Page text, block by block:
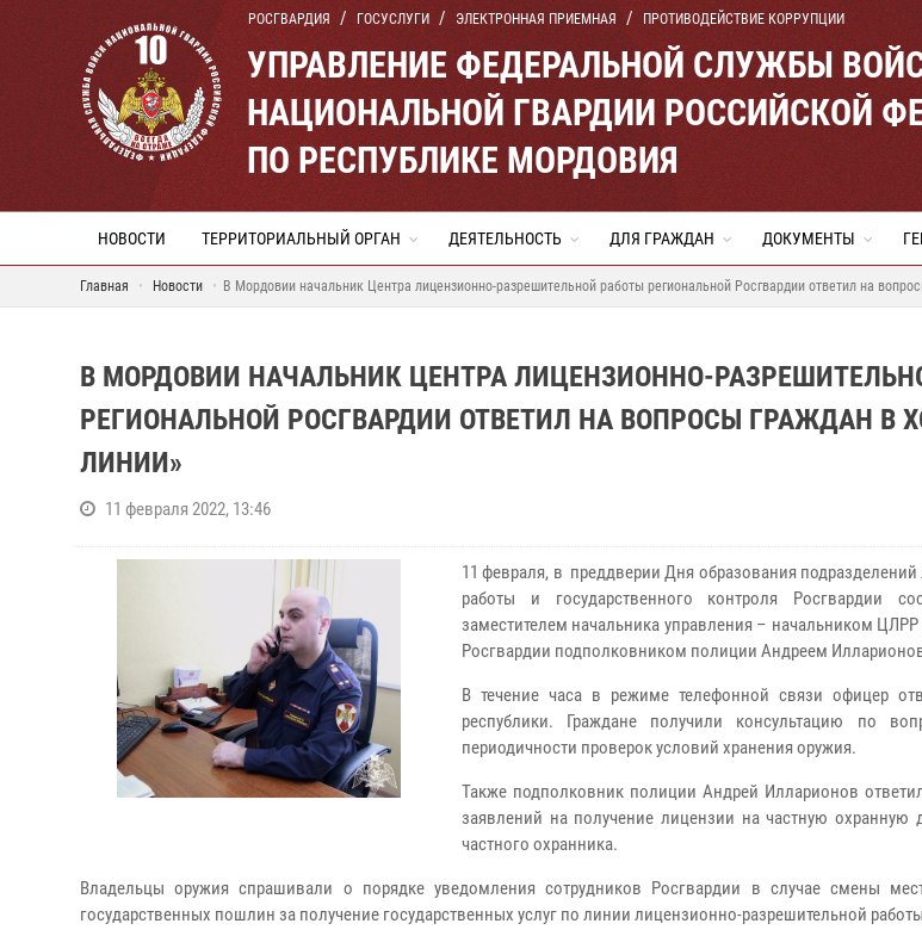
РОСГВАРДИЯ ГОСУСЛУГИ ЭЛЕКТРОННАЯ ПРИЕМНАЯ ПРОТИВОДЕЙСТВИЕ КОРРУПЦИИ
УПРАВЛЕНИЕ ФЕДЕРАЛЬНОЙ СЛУЖБЫ
НАЦИОНАЛЬНОЙ ГВАРДИИ РОССИЙСКОЙ
ПО РЕСПУБЛИКЕ МОРДОВИЯ
НОВОСТИ ТЕРРИТОРИАЛЬНЫЙ ОРГАН ДЕЯТЕЛЬНОСТЬ ДЛЯ ГРАЖДАН ДОКУМЕНТЫ
Главная Новости В Мордовии начальник Центра лицензионно-разрешительной работы региональной Росгвардии ответил на
В МОРДОВИИ НАЧАЛЬНИК ЦЕНТРА ЛИЦЕНЗИОННО-
РЕГИОНАЛЬНОЙ РОСГВАРДИИ ОТВЕТИЛ НА ВОПРОСЫ ГРАЖДАН В
ЛИНИИ»
11 февраля 2022, 13:46
11 февраля, в преддверии Дня образования
работы и государственного контроля Росгвардии
заместителем начальника управления – начальником ЦЛРР
Росгвардии подполковником полиции Андреем
В течение часа в режиме телефонной связи офицер
республики. Граждане получили консультацию по
периодичности проверок условий хранения оружия.
Также подполковник полиции Андрей Илларионов
заявлений на получение лицензии на частную охранную
частного охранника.
Владельцы оружия спрашивали о порядке уведомления сотрудников Росгвардии в случае смены
государственных пошлин за получение государственных услуг по линии лицензионно-разрешительной